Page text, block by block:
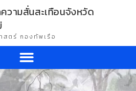
วามสั่นสะเทือนจังหวัด
สตร์ กองทัพเรือ